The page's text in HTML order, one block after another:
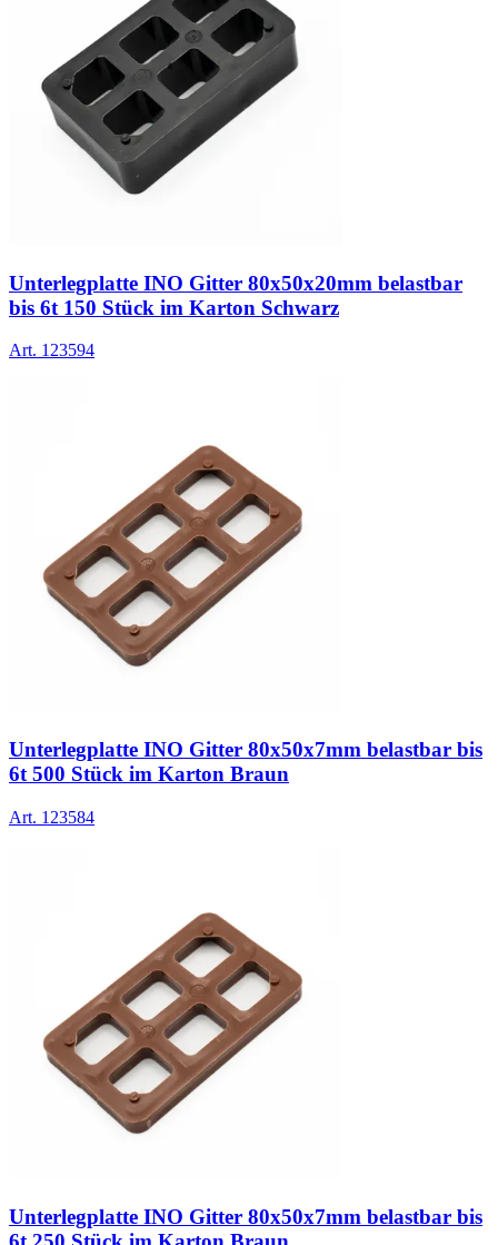
Unterlegplatte INO Gitter 80x50x20mm belastbar
bis 6t 150 Stück im Karton Schwarz
Art. 123594
Unterlegplatte INO Gitter 80x50x7mm belastbar bis
6t 500 Stück im Karton Braun
Art. 123584
Unterlegplatte INO Gitter 80x50x7mm belastbar bis